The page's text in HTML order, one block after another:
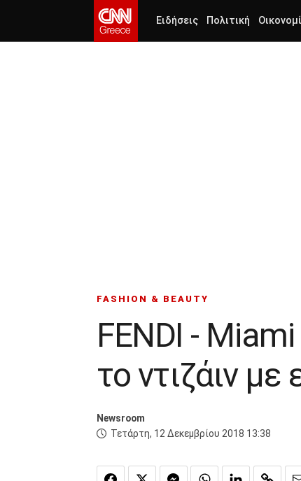
Ειδήσεις Πολιτική
FASHION & BEAUTY
FENDI -
το ντιζάιν
Newsroom
Τετάρτη, 12 Δεκεμβρίου 2018 13:38